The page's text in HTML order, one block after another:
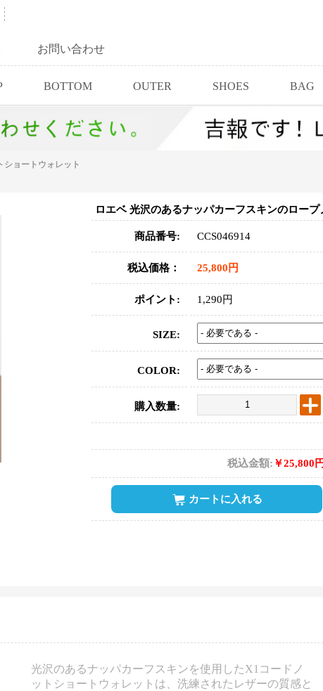
お問い合わせ
BOTTOM OUTER SHOES BAG
ショートウォレット
ロエベ 光沢のあるナッパカーフスキンのロー
商品番号: CCS046914
税込価格： 25,800円
ポイント: 1,290円
SIZE:
COLOR:
購入数量:
税込金額: ￥25,800円
カートに入れる
光沢のあるナッパカーフスキンを使用したX1コードノ
ットショートウォレットは、洗練されたレザーの質感と